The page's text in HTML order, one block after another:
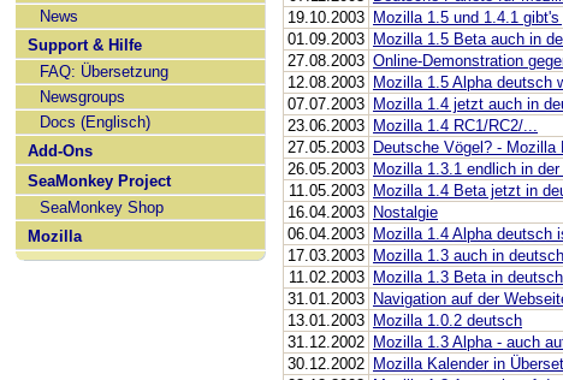
News
Support & Hilfe
FAQ: Übersetzung
Newsgroups
Docs (Englisch)
Add-Ons
SeaMonkey Project
SeaMonkey Shop
Mozilla
19.10.2003 Mozilla 1.5 und 1.4.1
01.09.2003 Mozilla 1.5 Beta auch in
27.08.2003 Online-Demonstration
12.08.2003 Mozilla 1.5 Alpha deutsch
07.07.2003 Mozilla 1.4 jetzt auch in
23.06.2003 Mozilla 1.4 RC1/RC2/...
27.05.2003 Deutsche Vögel? - Mozilla
26.05.2003 Mozilla 1.3.1 endlich in
11.05.2003 Mozilla 1.4 Beta jetzt in
16.04.2003 Nostalgie
06.04.2003 Mozilla 1.4 Alpha deutsch
17.03.2003 Mozilla 1.3 auch in
11.02.2003 Mozilla 1.3 Beta in
31.01.2003 Navigation auf der
13.01.2003 Mozilla 1.0.2 deutsch
31.12.2002 Mozilla 1.3 Alpha - auch
30.12.2002 Mozilla Kalender in